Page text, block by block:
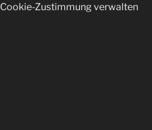
Cookie-Zustimmung verwalten